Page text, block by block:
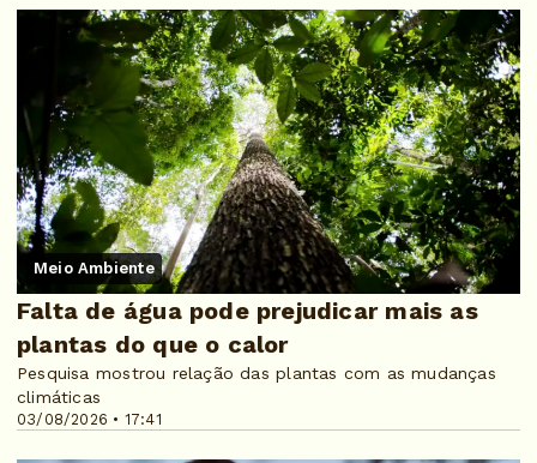
Meio Ambiente
03/08/2026 • 17:41
Falta de água pode prejudicar mais as
plantas do que o calor
Pesquisa mostrou relação das plantas com as mudanças
climáticas